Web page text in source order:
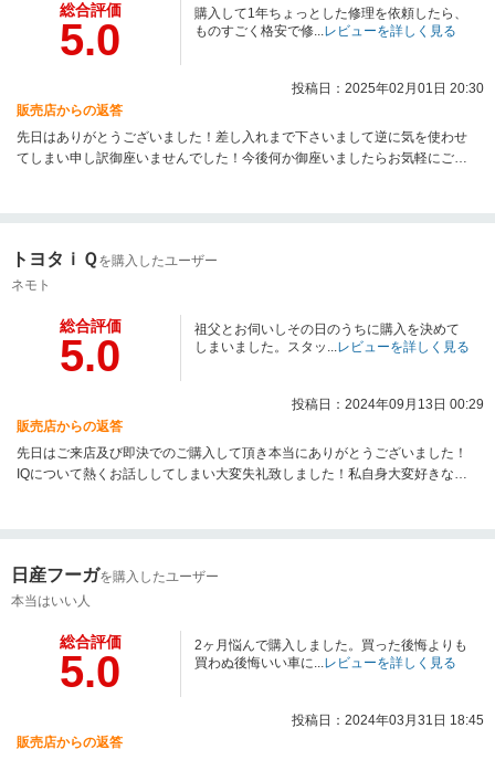
総合評価
5.0
購入して1年ちょっとした修理を依頼したら、
ものすごく格安で修...レビューを詳しく見る
投稿日：2025年02月01日 20:30
販売店からの返答
先日はありがとうございました！差し入れまで下さいまして逆に気を使わせ
てしまい申し訳御座いませんでした！今後何か御座いましたらお気軽にご用
トヨタｉＱを購入したユーザー
ネモト
総合評価
5.0
祖父とお伺いしその日のうちに購入を決めて
しまいました。スタッ...レビューを詳しく見る
投稿日：2024年09月13日 00:29
販売店からの返答
先日はご来店及び即決でのご購入して頂き本当にありがとうございました！
IQについて熱くお話ししてしまい大変失礼致しました！私自身大変好きなお
で是非ご期待下さい！改めましてこの度は誠にありがとうございました！
日産フーガを購入したユーザー
本当はいい人
総合評価
5.0
2ヶ月悩んで購入しました。買った後悔よりも
買わぬ後悔いい車に...レビューを詳しく見る
投稿日：2024年03月31日 18:45
販売店からの返答